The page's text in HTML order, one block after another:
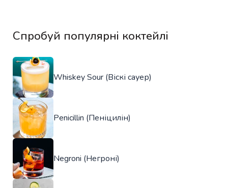
Спробуй популярні коктейлі
Whiskey Sour (Віскі сауер)
Penicillin (Пеніцилін)
Negroni (Негроні)